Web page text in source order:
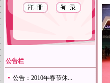
公告栏
公告：2010年春节休...